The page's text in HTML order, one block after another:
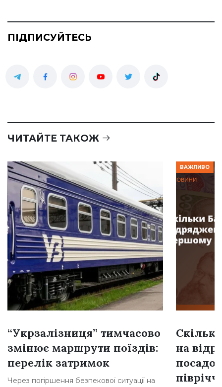
ПІДПИСУЙТЕСЬ
ЧИТАЙТЕ ТАКОЖ
“Укрзалізниця” тимчасово
змінює маршрути поїздів:
перелік затримок
Через погіршення безпекової ситуації на
ВАЖЛИВО
на